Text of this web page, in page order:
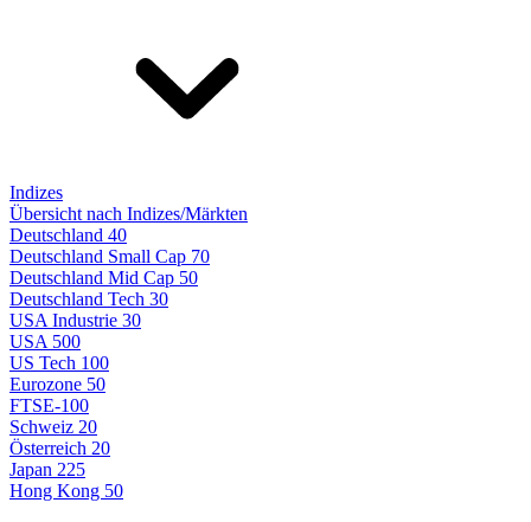
Indizes
Übersicht nach Indizes/Märkten
Deutschland 40
Deutschland Small Cap 70
Deutschland Mid Cap 50
Deutschland Tech 30
USA Industrie 30
USA 500
US Tech 100
Eurozone 50
FTSE-100
Schweiz 20
Österreich 20
Japan 225
Hong Kong 50